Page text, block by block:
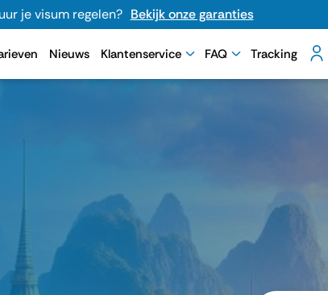
je visum regelen? Bekijk onze garanties
Nieuws Klantenservice FAQ Tracking